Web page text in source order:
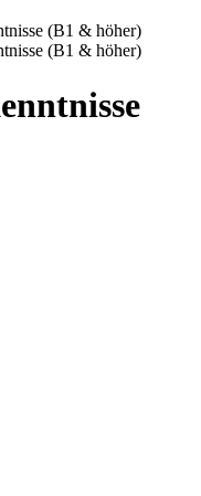
(B1 & höher)
(B1 & höher)